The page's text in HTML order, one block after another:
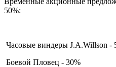
50%:
Часовые виндеры J.A.Willson -
Боевой Пловец - 30%